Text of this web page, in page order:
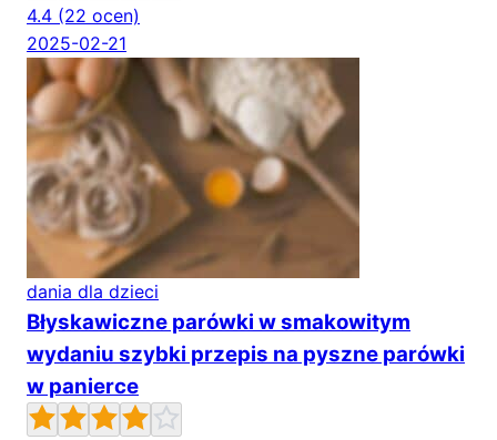
4.4 (22 ocen)
2025-02-21
dania dla dzieci
Błyskawiczne parówki w smakowitym
wydaniu szybki przepis na pyszne parówki
w panierce